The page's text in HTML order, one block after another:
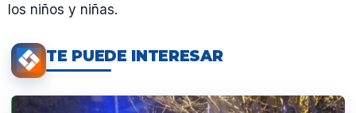
los niños y niñas.
TE PUEDE INTERESAR